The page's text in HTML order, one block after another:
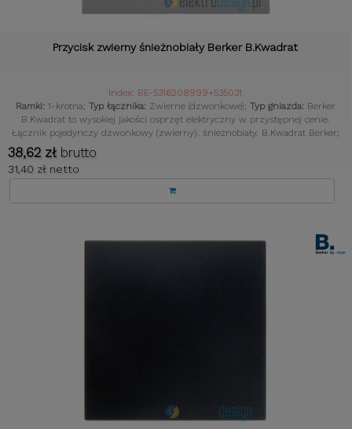
Przycisk zwierny śnieżnobiały Berker B.Kwadrat
Index: BE-5316208999+535031
Ramki: 1-krotna; Typ łącznika: Zwierne (dzwonkowe); Typ gniazda: Berker
B.Kwadrat to wysokiej jakości osprzęt elektryczny w przystępnej cenie.
Łącznik pojedynczy dzwonkowy (zwierny). śnieżnobiały. B.Kwadrat Berker;
38,62 zł brutto
31,40 zł netto